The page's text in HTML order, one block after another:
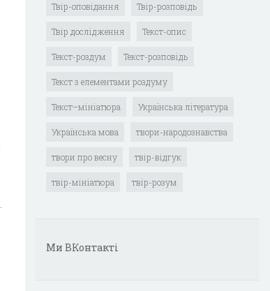
Твір-оповідання Твір-розповідь
Твір дослідження Текст-опис
Текст-роздум Текст-розповідь
Текст з елементами роздуму
Текст–мініатюра Українська література
Українська мова твори-народознавства
твори про весну твір-відгук
твір-мініатюра твір-розум
Ми ВКонтакті